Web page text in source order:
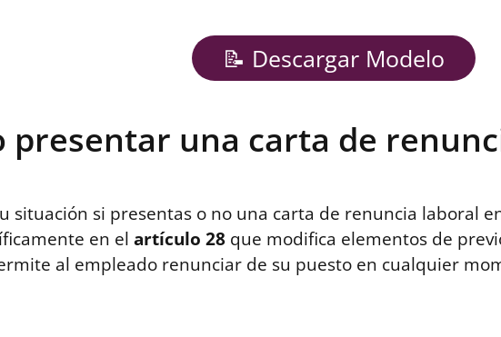
📝 Descargar Modelo
presentar una carta de
situación si presentas o no una carta de renuncia laboral
en el artículo 28 que modifica elementos de
al empleado renunciar de su puesto en cualquier